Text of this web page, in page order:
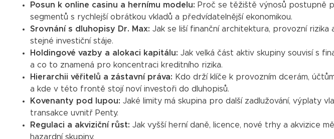
Posun k online casinu a hernímu modelu: Proč se těžiště výnosů postupně
segmentů s rychlejší obrátkou vkladů a předvídatelnější ekonomikou.
Srovnání s dluhopisy Dr. Max: Jak se liší finanční architektura, provozní rizika
stejné investiční stáje.
Holdingové vazby a alokaci kapitálu: Jak velká část aktiv skupiny souvisí s
a co to znamená pro koncentraci kreditního rizika.
Hierarchii věřitelů a zástavní práva: Kdo drží klíče k provozním dcerám,
a kde v této frontě stojí noví investoři do dluhopisů.
Kovenanty pod lupou: Jaké limity má skupina pro další zadlužování, výplaty
transakce uvnitř Penty.
Regulaci a akviziční růst: Jak vyšší herní daně, licence, nové trhy a akvizice
hazardní skupiny.